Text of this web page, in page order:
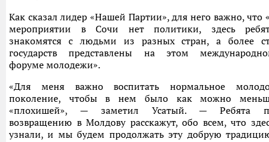
Как сказал лидер «Нашей Партии», для него важно, что
мероприятии в Сочи нет политики, здесь
знакомятся с людьми из разных стран, а более
государств представлены на этом
форуме молодежи».
«Для меня важно воспитать нормальное
поколение, чтобы в нем было как можно
«плохишей», — заметил Усатый. — Ребята
возвращению в Молдову расскажут, обо всем, что
узнали, и мы будем продолжать эту добрую